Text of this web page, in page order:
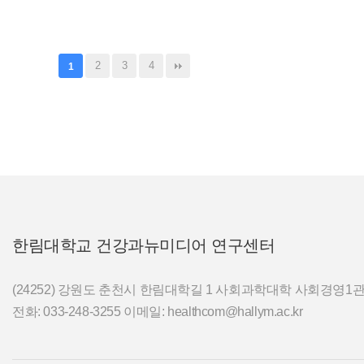
1 2 3 4
한림대학교 건강과뉴미디어 연구센터
(24252) 강원도 춘천시 한림대학길 1 사회과학대학 사회경영1
전화: 033-248-3255 이메일: healthcom@hallym.ac.kr